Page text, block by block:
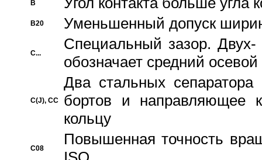
B
B20 Уменьшенный допуск
C...
Специальный зазор.
обозначает средний
C(J), CC
Два стальных сепаратора
бортов и направляющее
кольцу
C08
Повышенная точность